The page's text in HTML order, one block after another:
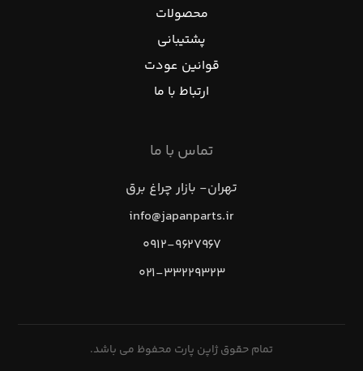
محصولات
پشتیبانی
قوانین عودت
ارتباط با ما
تماس با ما
تهران- بازار چراغ برق
info@japanparts.ir
۰۹۱۲-۹۶۲۷۹۶۷
۰۲۱-۳۳۲۲۹۳۲۳
تمام حقوق ژاپن پارت محفوظ می باشد.